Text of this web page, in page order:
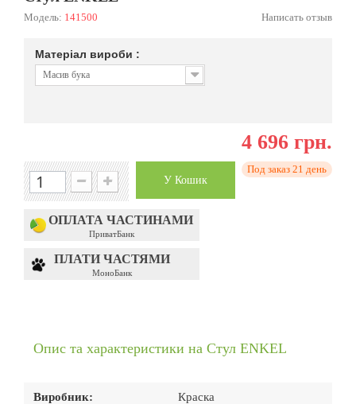
Модель: 141500 Написать отзыв
Матеріал вироби :
Масив бука
4 696 грн.
У Кошик
Под заказ 21 день
ОПЛАТА ЧАСТИНАМИ
ПриватБанк
ПЛАТИ ЧАСТЯМИ
МоноБанк
Опис та характеристики на Стул ENKEL
Виробник: Краска